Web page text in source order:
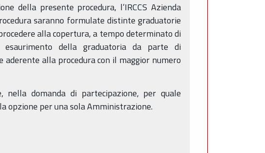
della presente procedura, l’IRCCS Azienda
saranno formulate distinte graduatorie
alla copertura, a tempo determinato di
della graduatoria da parte di
alla procedura con il maggior numero
domanda di partecipazione, per quale
opzione per una sola Amministrazione.